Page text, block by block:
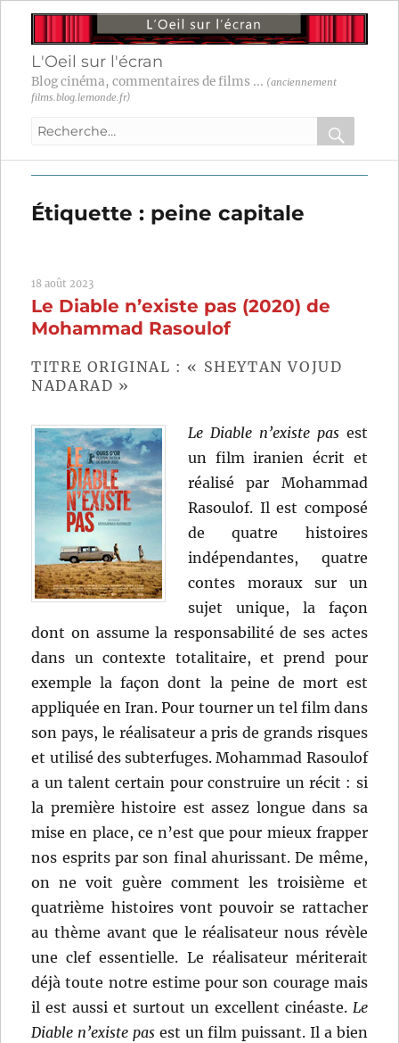
L'Oeil sur l'écran
Blog cinéma, commentaires de films ... (anciennement
films.blog.lemonde.fr)
Recherche
:
OK
Étiquette : peine capitale
18 août 2023
Le Diable n’existe pas (2020) de
Mohammad Rasoulof
TITRE ORIGINAL : « SHEYTAN VOJUD
NADARAD »
Le Diable n’existe pasest
un film iranien écrit et
réalisé par Mohammad
Rasoulof. Il est composé
de quatre histoires
indépendantes, quatre
contes moraux sur un
sujet unique, la façon
dont on assume la responsabilité de ses actes
dans un contexte totalitaire, et prend pour
exemple la façon dont la peine de mort est
appliquée en Iran. Pour tourner un tel film dans
son pays, le réalisateur a pris de grands risques
et utilisé des subterfuges. Mohammad Rasoulof
a un talent certain pour construire un récit : si
la première histoire est assez longue dans sa
mise en place, ce n’est que pour mieux frapper
nos esprits par son final ahurissant. De même,
on ne voit guère comment les troisième et
quatrième histoires vont pouvoir se rattacher
au thème avant que le réalisateur nous révèle
une clef essentielle. Le réalisateur mériterait
déjà toute notre estime pour son courage mais
il est aussi et surtout un excellent cinéaste. Le
Diable n’existe pasest un film puissant. Il a bien